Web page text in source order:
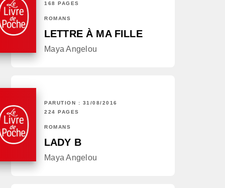
168 PAGES
ROMANS
LETTRE À MA FILLE
Maya Angelou
PARUTION : 31/08/2016
224 PAGES
ROMANS
LADY B
Maya Angelou